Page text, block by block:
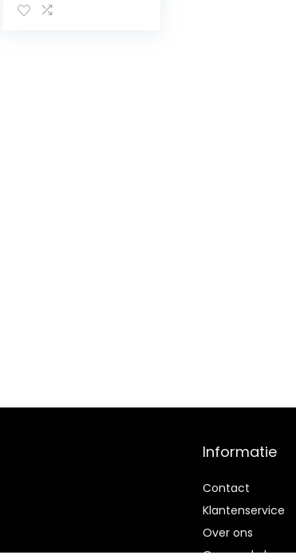
Informatie
Contact
Klantenservice
Over ons